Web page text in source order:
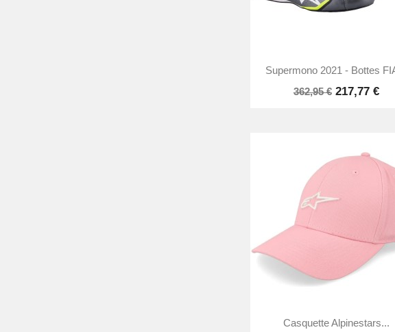
Aperçu rapide
Supermono 2021 - Bottes
362,95 € 217,77 €
Aperçu rapide
Casquette Alpinestars...